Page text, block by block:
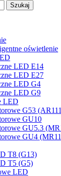
Szukaj
oświetlenie
LED E14
LED E27
LED G4
LED G9
LED
G53
GU10
GU5.3
GU4
T8 (G13)
T5 (G5)
LED